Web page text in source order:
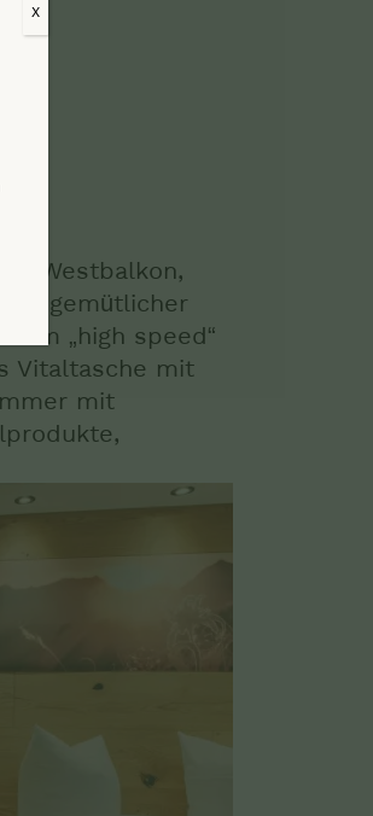
Westbalkon,
gemütlicher
„high speed“
Vitaltasche mit
mit
X